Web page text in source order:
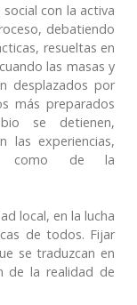
con la activa
debatiendo
resueltas en
las masas y
desplazados por
más preparados
se detienen,
las experiencias,
como de la
local, en la lucha
de todos. Fijar
se traduzcan en
de la realidad de